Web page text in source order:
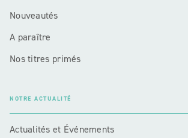
Nouveautés
A paraître
Nos titres primés
NOTRE ACTUALITÉ
Actualités et Événements